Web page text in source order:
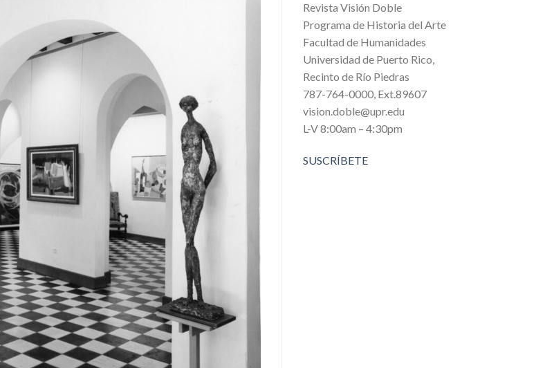
Revista Visión Doble
Programa de Historia del Arte
Facultad de Humanidades
Universidad de Puerto Rico,
Recinto de Río Piedras
787-764-0000, Ext.89607
vision.doble@upr.edu
L-V 8:00am – 4:30pm
SUSCRÍBETE